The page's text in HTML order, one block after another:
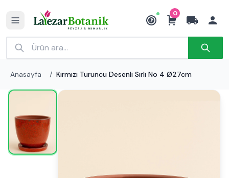
₺
0
Anasayfa / Kırmızı Turuncu Desenli Sırlı No 4 Ø27cm